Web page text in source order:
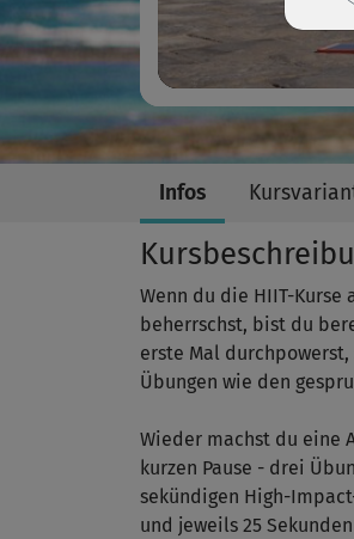
Infos
Wenn du die HIIT-Kurse
beherrschst, bist du
erste Mal
Übungen wie den
Wieder machst du eine
kurzen Pause - drei
sekündigen High-
und jeweils 25